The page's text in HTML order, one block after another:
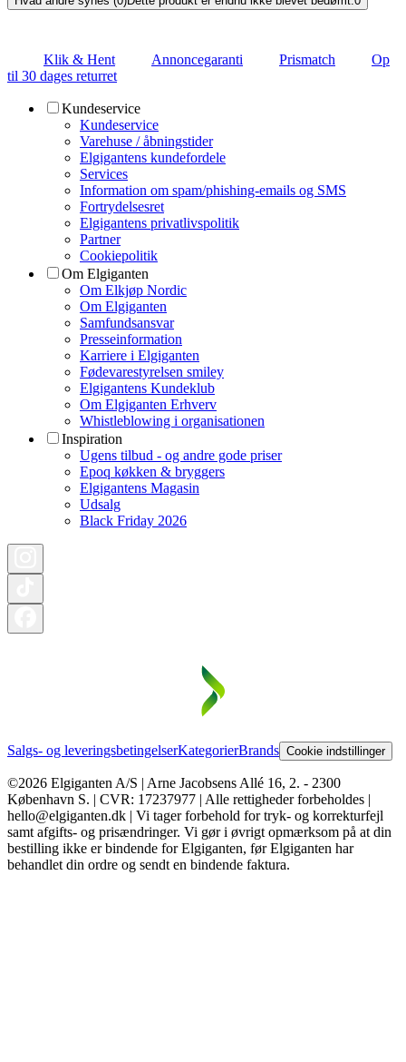
Klik & Hent Annoncegaranti Prismatch
Op
til 30 dages returret
Kundeservice
Kundeservice
Varehuse / åbningstider
Elgigantens kundefordele
Services
Information om spam/phishing-emails og SMS
Fortrydelsesret
Elgigantens privatlivspolitik
Partner
Cookiepolitik
Om Elgiganten
Om Elkjøp Nordic
Om Elgiganten
Samfundsansvar
Presseinformation
Karriere i Elgiganten
Fødevarestyrelsen smiley
Elgigantens Kundeklub
Om Elgiganten Erhverv
Whistleblowing i organisationen
Inspiration
Ugens tilbud - og andre gode priser
Epoq køkken & bryggers
Elgigantens Magasin
Udsalg
Black Friday 2026
Salgs- og leveringsbetingelserKategorierBrands Cookie indstillinger
©2026 Elgiganten A/S | Arne Jacobsens Allé 16, 2. - 2300
København S. | CVR: 17237977 | Alle rettigheder forbeholdes |
hello@elgiganten.dk | Vi tager forbehold for tryk- og korrekturfejl
samt afgifts- og prisændringer. Vi gør i øvrigt opmærksom på at din
bestilling ikke er bindende for Elgiganten, før Elgiganten har
behandlet din ordre og sendt en bindende faktura.